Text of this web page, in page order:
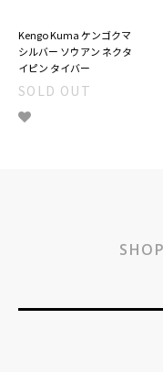
Kengo Kuma ケンゴクマ
シルバー ソウアン ネクタ
イピン タイバー
SOLD OUT
ショッピングガイド